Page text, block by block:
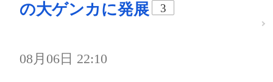
の大ゲンカに発展
3
08月06日 22:10